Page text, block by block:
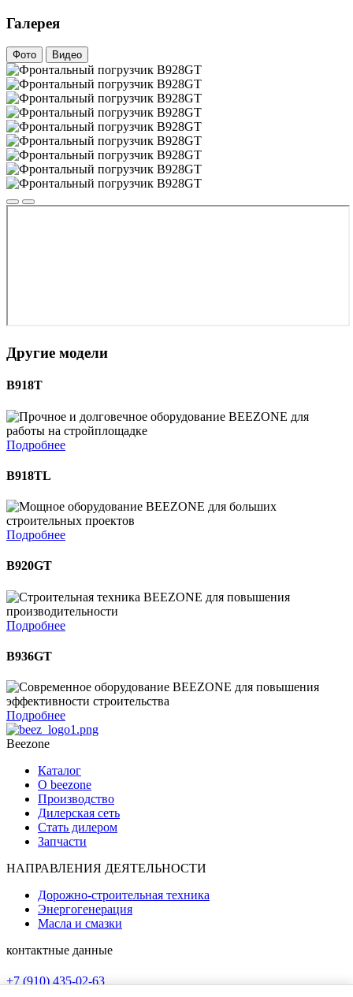
Галерея
Фото Видео
Другие модели
B918T
Подробнее
B918TL
Подробнее
B920GT
Подробнее
B936GT
Подробнее
Beezone
Каталог
О beezone
Производство
Дилерская сеть
Стать дилером
Запчасти
НАПРАВЛЕНИЯ ДЕЯТЕЛЬНОСТИ
Дорожно-строительная техника
Энергогенерация
Масла и смазки
контактные данные
+7 (910) 435-02-63